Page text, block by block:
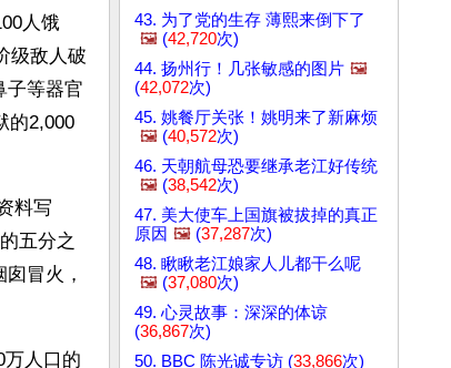
人饿
级敌人破
子等器官
的2,000
料写
五分之
冒火，
万人口的
43. 为了党的生存 薄熙来倒下了
🖼️ (42,720次)
44. 扬州行！几张敏感的图片 🖼️
(42,072次)
45. 姚餐厅关张！姚明来了新麻烦
🖼️ (40,572次)
46. 天朝航母恐要继承老江好传统
🖼️ (38,542次)
47. 美大使车上国旗被拔掉的真正
原因 🖼️ (37,287次)
48. 瞅瞅老江娘家人儿都干么呢
🖼️ (37,080次)
49. 心灵故事：深深的体谅
(36,867次)
50. BBC 陈光诚专访 (33,866次)